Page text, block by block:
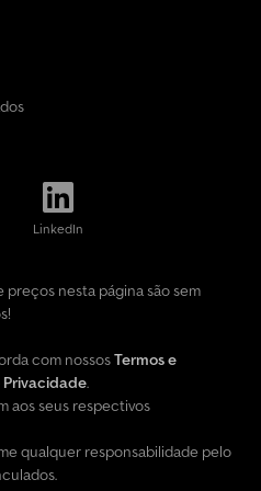
LinkedIn
preços nesta página são sem
com nossosTermos e
Privacidade.
aos seus respectivos
qualquer responsabilidade pelo